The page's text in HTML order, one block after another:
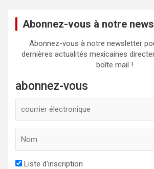
Abonnez-vous à notre
Abonnez-vous à notre newsletter
dernières actualités mexicaines
boîte mail !
abonnez-vous
Liste d'inscription